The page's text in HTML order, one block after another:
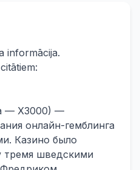
informācija.
— X3000) —
онлайн-гемблинга
Казино было
тремя шведскими